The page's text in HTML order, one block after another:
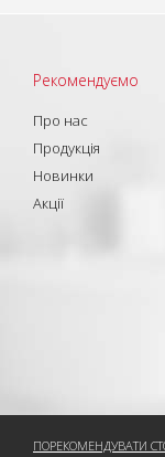
Рекомендуємо
Про нас
Продукція
Новинки
Акції
ПОРЕКОМЕНДУВАТИ